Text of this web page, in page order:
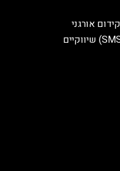
אורגני